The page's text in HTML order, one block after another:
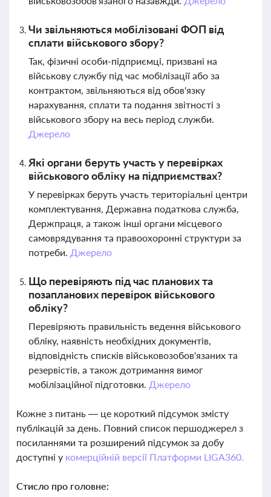
Чи звільняються мобілізовані ФОП від
сплати військового збору?
Так, фізичні особи-підприємці, призвані на
військову службу під час мобілізації або за
контрактом, звільняються від обов'язку
нарахування, сплати та подання звітності з
військового збору на весь період служби.
Джерело
Які органи беруть участь у перевірках
військового обліку на підприємствах?
У перевірках беруть участь територіальні центри
комплектування, Державна податкова служба,
Держпраця, а також інші органи місцевого
самоврядування та правоохоронні структури за
потреби. Джерело
Що перевіряють під час планових та
позапланових перевірок військового
обліку?
Перевіряють правильність ведення військового
обліку, наявність необхідних документів,
відповідність списків військовозобов'язаних та
резервістів, а також дотримання вимог
мобілізаційної підготовки. Джерело
Кожне з питань — це короткий підсумок змісту
публікацій за день. Повний список першоджерел з
посиланнями та розширений підсумок за добу
доступні у комерційній версії Платформи LIGA360.
Стисло про головне: